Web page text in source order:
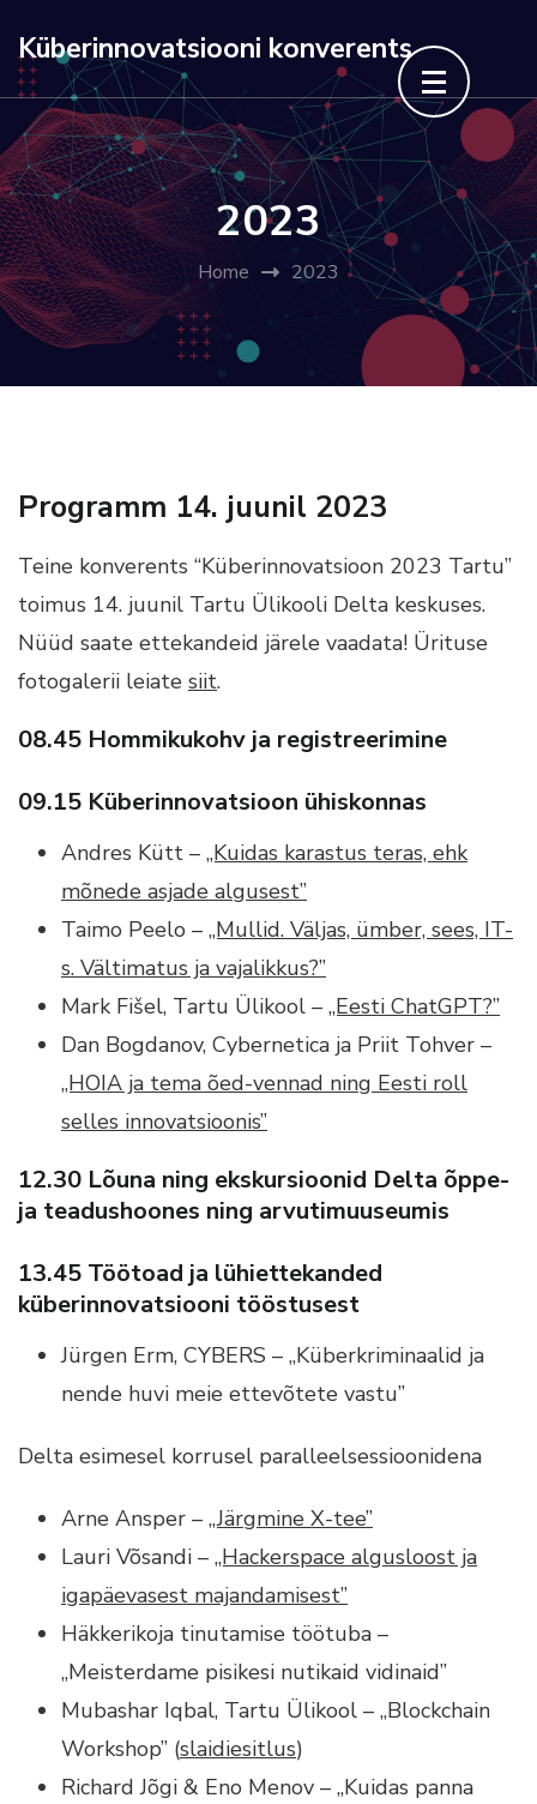
to
content
(Press
Enter)
Küberinnovatsiooni konverents
2023
Home 2023
Programm 14. juunil 2023
Teine konverents “Küberinnovatsioon 2023 Tartu”
toimus 14. juunil Tartu Ülikooli Delta keskuses.
Nüüd saate ettekandeid järele vaadata! Ürituse
fotogalerii leiate siit.
08.45 Hommikukohv ja registreerimine
09.15 Küberinnovatsioon ühiskonnas
Andres Kütt – „Kuidas karastus teras, ehk
mõnede asjade algusest”
Taimo Peelo – „Mullid. Väljas, ümber, sees, IT-
s. Vältimatus ja vajalikkus?”
Mark Fišel, Tartu Ülikool – „Eesti ChatGPT?”
Dan Bogdanov, Cybernetica ja Priit Tohver –
„HOIA ja tema õed-vennad ning Eesti roll
selles innovatsioonis”
12.30 Lõuna ning ekskursioonid Delta õppe-
ja teadushoones ning arvutimuuseumis
13.45 Töötoad ja lühiettekanded
küberinnovatsiooni tööstusest
Jürgen Erm, CYBERS – „Küberkriminaalid ja
nende huvi meie ettevõtete vastu”
Delta esimesel korrusel paralleelsessioonidena
Arne Ansper – „Järgmine X-tee”
Lauri Võsandi – „Hackerspace algusloost ja
igapäevasest majandamisest”
Häkkerikoja tinutamise töötuba –
„Meisterdame pisikesi nutikaid vidinaid”
Mubashar Iqbal, Tartu Ülikool – „Blockchain
Workshop” (slaidiesitlus)
Richard Jõgi & Eno Menov – „Kuidas panna